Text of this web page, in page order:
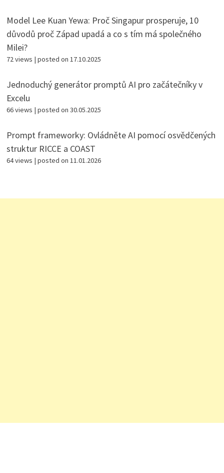
Model Lee Kuan Yewa: Proč Singapur prosperuje, 10
důvodů proč Západ upadá a co s tím má společného
Milei?
72 views | posted on 17.10.2025
Jednoduchý generátor promptů AI pro začátečníky v
Excelu
66 views | posted on 30.05.2025
Prompt frameworky: Ovládněte AI pomocí osvědčených
struktur RICCE a COAST
64 views | posted on 11.01.2026